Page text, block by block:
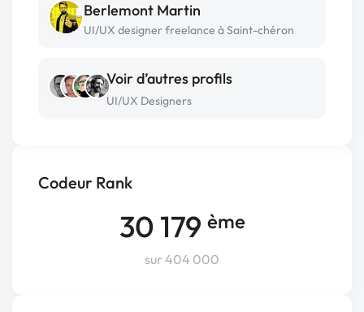
Codeur Rank
30 179 ème
sur 404 000
Berlemont Martin
UI/UX designer freelance à Saint-chéron
Voir d’autres profils
UI/UX Designers